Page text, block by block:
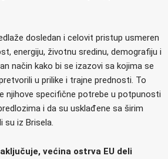
dosledan i celovit pristup usmeren
energiju, životnu sredinu, demografiju i
način kako bi se izazovi sa kojima se
u prilike i trajne prednosti. To
njihove specifične potrebe u potpunosti
i da su usklađene sa širim
su iz Brisela.
većina ostrva EU deli